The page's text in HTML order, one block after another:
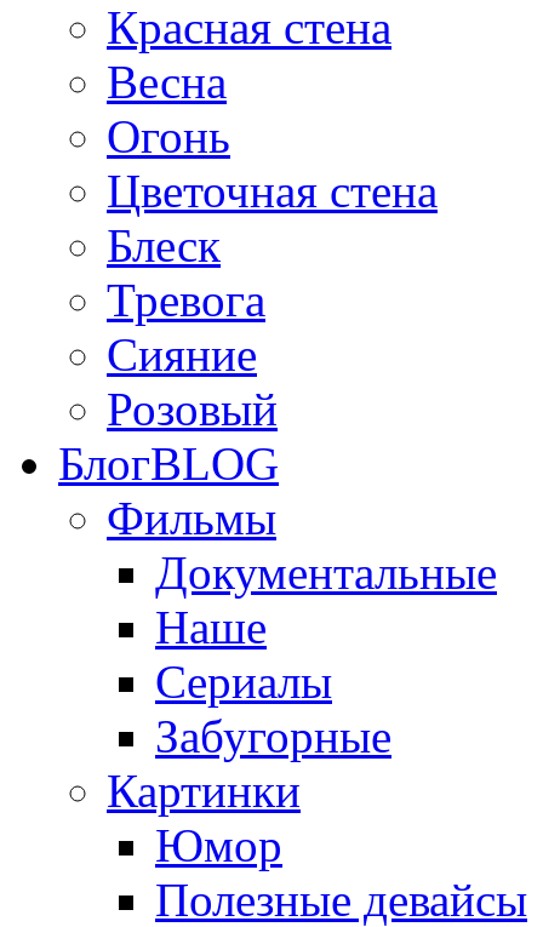
Красная стена
Весна
Огонь
Цветочная стена
Блеск
Тревога
Сияние
Розовый
БлогBLOG
Фильмы
Документальные
Наше
Сериалы
Забугорные
Картинки
Юмор
Полезные девайсы